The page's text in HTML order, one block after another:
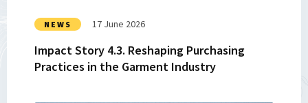
NEWS 17 June 2026
Impact Story 4.3. Reshaping Purchasing
Practices in the Garment Industry
the
Garment
Industry